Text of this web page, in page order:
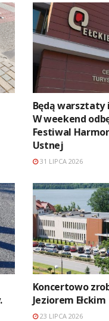
Będą warsztaty
W weekend
Festiwal
Ustnej
31 LIPCA 2026
Koncertowo
Jeziorem Ełckim
23 LIPCA 2026